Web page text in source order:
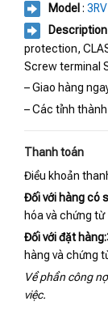
Model :
Description
protection,
Screw terminal
– Giao hàng
– Các tỉnh
Thanh toán
Điều khoản
Đối với hàng có
hóa và chứng từ
Đối với đặt hàng:
hàng và chứng
Về phần công
việc.